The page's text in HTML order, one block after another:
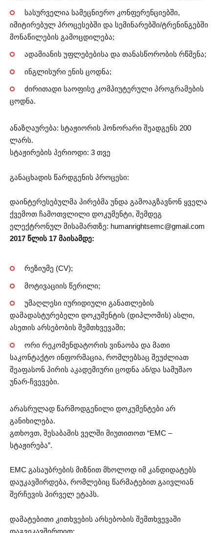
სასურველია სამეცნიერო კონფერენციებში,
იმიტირებულ პროცესებში და სემინარებში/ტრენინგებში
მონაწილების გამოცდილება;
ადამიანის უფლებებისა და თანასწორობის რწმენა;
ინგლისური ენის ცოდნა;
ძირითადი საოფისე კომპიუტერული პროგრამების
ცოდნა.
ანაზღაურება: სტაჟიორის ჰონორარი შეადგენს 200
ლარს.
სტაჟირების პერიოდი: 3 თვე
განაცხადის წარდგენის პროცესი:
დაინტერესებულმა პირებმა უნდა გამოაგზავნონ ყველა
ქვემოთ ჩამოთვლილი დოკუმენტი, შემდეგ
ელექტრონულ მისამართზე: humanrightsemc@gmail.com
2017 წლის 17 მაისამდე:
რეზიუმე (СV);
მოტივაციის წერილი;
უმაღლესი იურიდიული განათლების
დამადასტურებელი დოკუმენტის (დიპლომის) ასლი,
ასეთის არსებობის შემთხვევაში;
ორი რეკომენდატორის ვინაობა და მათი
საკონტაქტო ინფორმაცია, რომლებსაც შეუძლიათ
შეაფასონ პირის აკადემიური ცოდნა ან/და სამუშაო
უნარ-ჩვევები.
არასრულად წარმოდგენილი დოკუმენტები არ
განიხილება.
გთხოვთ, შესაბამის ველში მიუთითოთ “EMC –
სტაჟირება”.
EMC გასაუბრების მიზნით მხოლოდ იმ კანდიდატებს
დაუკავშირდება, რომლებიც წარმატებით გაივლიან
შერჩევის პირველ ეტაპს.
დამატებითი კითხვების არსებობის შემთხვევაში
დაგვიკავშირდით: